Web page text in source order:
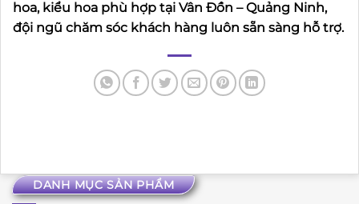
DANH MỤC SẢN PHẨM
hoa, kiểu hoa phù hợp tại Vân Đồn – Quảng Ninh,
đội ngũ chăm sóc khách hàng luôn sẵn sàng hỗ trợ.